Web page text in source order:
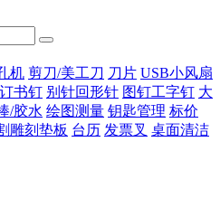
机 剪刀/美工刀 刀片 USB小风扇
订书钉 别针回形针 图钉工字钉 大
/胶水 绘图测量 钥匙管理 标价
雕刻垫板 台历 发票叉 桌面清洁